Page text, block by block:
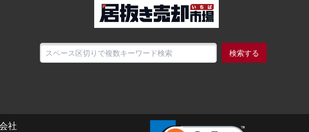
検索する
社